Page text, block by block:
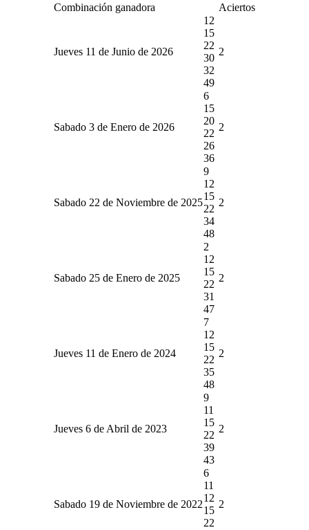
Combinación ganadora Aciertos
Jueves 11 de Junio de 2026
12
15
22
30
32
49
2
Sabado 3 de Enero de 2026
6
15
20
22
26
36
2
Sabado 22 de Noviembre de 2025
9
12
15
22
34
48
2
Sabado 25 de Enero de 2025
2
12
15
22
31
47
2
Jueves 11 de Enero de 2024
7
12
15
22
35
48
2
Jueves 6 de Abril de 2023
9
11
15
22
39
43
2
Sabado 19 de Noviembre de 2022
6
11
12
15
22
2